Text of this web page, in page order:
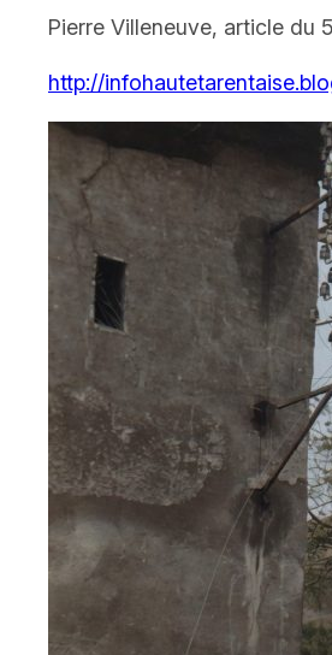
Pierre Villeneuve, article du
http://